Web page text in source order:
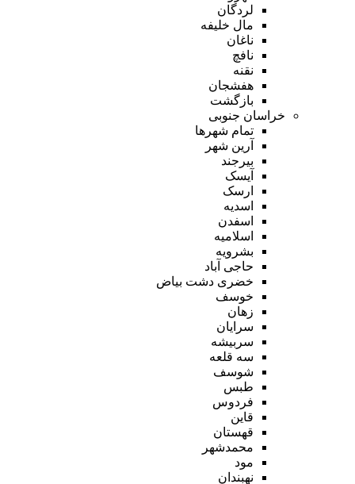
لردگان
مال خلیفه
ناغان
نافچ
نقنه
هفشجان
بازگشت
خراسان جنوبی
تمام شهر‌ها
آرین شهر
بیرجند
آیسک
ارسک
اسدیه
اسفدن
اسلامیه
بشرویه
حاجی آباد
خضری دشت بیاض
خوسف
زهان
سرایان
سربیشه
سه قلعه
شوسف
طبس
فردوس
قاین
قهستان
محمدشهر
مود
نهبندان